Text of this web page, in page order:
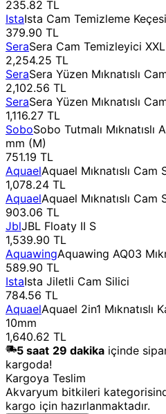
235.82 TL
IstaIsta Cam Temizleme Keçesi
379.90 TL
SeraSera Cam Temizleyici
2,254.25 TL
SeraSera Yüzen Mıknatıslı
2,102.56 TL
SeraSera Yüzen Mıknatıslı
1,116.27 TL
SoboSobo Tutmalı
mm (M)
751.19 TL
AquaelAquael Mıknatıslı Cam
1,078.24 TL
AquaelAquael Mıknatıslı Cam
903.06 TL
JblJBL Floaty II S
1,539.90 TL
AquawingAquawing AQ03
589.90 TL
IstaIsta Jiletli Cam Silici
784.56 TL
AquaelAquael 2in1 Mıknatıslı
10mm
1,640.62 TL
5 saat 29 dakika içinde
kargoda!
Kargoya Teslim
Akvaryum bitkileri
kargo için hazırlanmaktadır.